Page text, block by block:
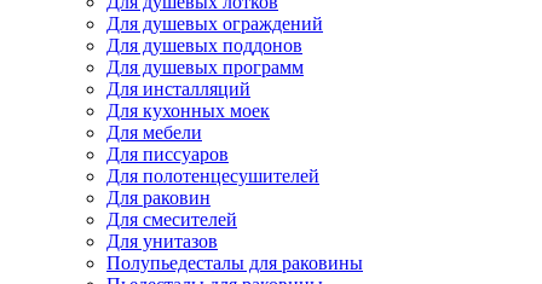
Для душевых ограждений
Для душевых поддонов
Для душевых программ
Для инсталляций
Для кухонных моек
Для мебели
Для писсуаров
Для полотенцесушителей
Для раковин
Для смесителей
Для унитазов
Полупьедесталы для раковины